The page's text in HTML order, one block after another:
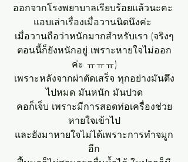
ออกจากโรงพยาบาลเรียบร้อยแล้วนะคะ
แอบเล่าเรื่องเมื่อวานนิดนึงค่ะ
เมื่อวานถือว่าหนักมากสำหรับเรา (จริงๆ
ตอนนี้ก็ยังหนักอยู่ เพราะหายใจไม่ออก
ค่ะ ㅠㅠㅠ)
เพราะหลังจากผ่าตัดเสร็จ ทุกอย่างมันตึง
ไปหมด มันหนัก มันปวด
คอก็เจ็บ เพราะมีการสอดท่อเครื่องช่วย
หายใจเข้าไป
และยังมาหายใจไม่ได้เพราะการทำจมูก
อีก